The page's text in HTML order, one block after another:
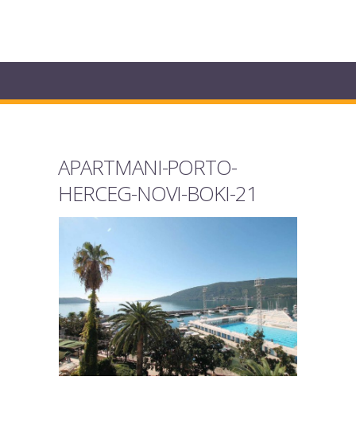
APARTMANI-PORTO-
HERCEG-NOVI-BOKI-21